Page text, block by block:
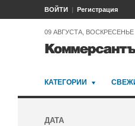
ВОЙТИ Регистрация
09 АВГУСТА, ВОСКРЕСЕНЬЕ
КАТЕГОРИИ
ДАТА